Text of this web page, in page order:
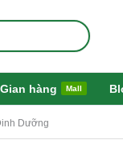
Gian hàng Mall
Dưỡng